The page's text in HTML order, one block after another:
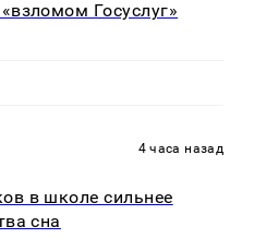
Госуслуг»
4 часа назад
в школе сильнее
сна